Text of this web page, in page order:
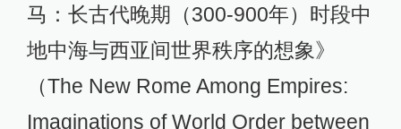
马：长古代晚期（300-900年）时段中
地中海与西亚间世界秩序的想象》
（The New Rome Among Empires:
Imaginations of World Order between